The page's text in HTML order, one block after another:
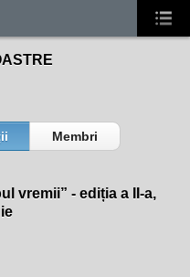
Membri
vremii” - ediția a II-a,